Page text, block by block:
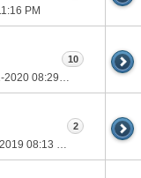
PM
2020 08:29 PM
10
08:13 PM
2